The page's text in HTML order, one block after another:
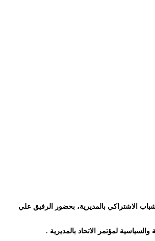
صباح اليوم الأحد الموافق 7 سبتمبر 2025م، اجتماعاً للجنة التحضيرية لاتحاد شباب الاشتراكي بالمديرية، بحضور الرفيق علي
لمؤتمر الاتحاد بالمديرية .